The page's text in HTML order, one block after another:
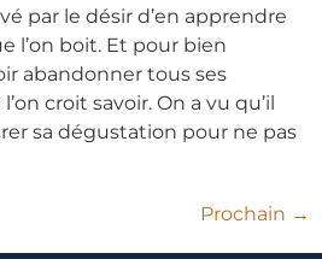
par le désir d’en apprendre
l’on boit. Et pour bien
abandonner tous ses
croit savoir. On a vu qu’il
sa dégustation pour ne pas
Prochain →